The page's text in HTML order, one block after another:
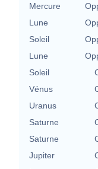
Mercure
Lune
Soleil
Lune
Soleil
Vénus
Uranus
Saturne
Saturne
Jupiter